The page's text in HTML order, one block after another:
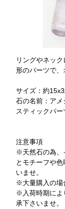
リングやネッ
形のパーツで
サイズ：約
石の名前：アメ
スティックパー
注意事項
※天然石の為、
とモチーフや
いませ。
※大量購入の場
※入荷時期によ
承下さいませ。